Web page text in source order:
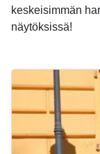
keskeisimmän
näytöksissä!